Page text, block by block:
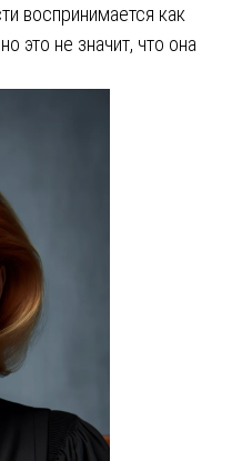
воспринимается как
это не значит, что она